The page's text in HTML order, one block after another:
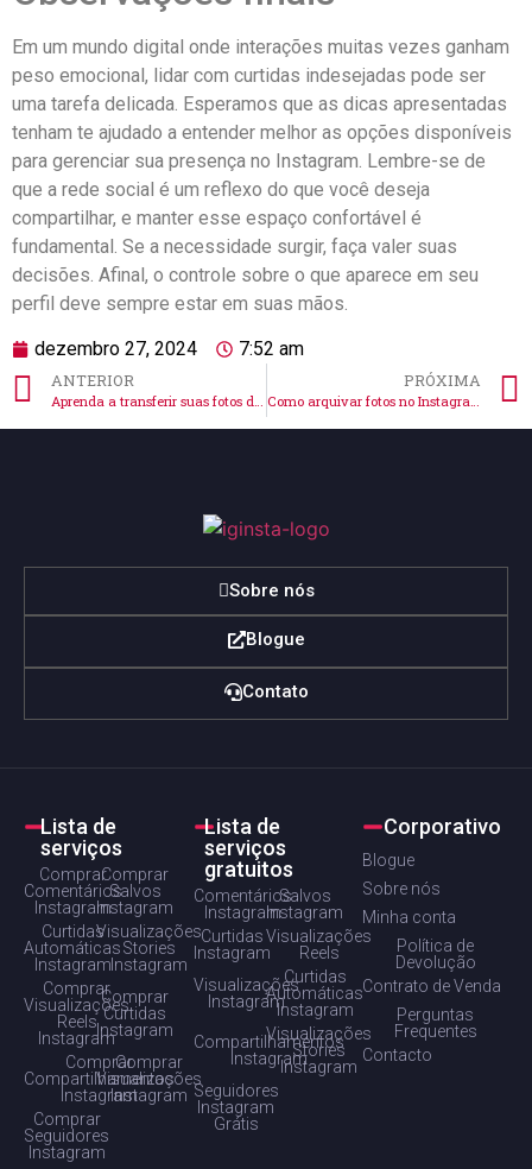
Em um mundo⁢ digital onde interações muitas vezes ganham
peso emocional,⁤ lidar com curtidas indesejadas pode ser
⁤uma tarefa delicada. Esperamos que as‍ dicas apresentadas
tenham ⁤te ajudado‌ a entender melhor as opções disponíveis
para​ gerenciar sua presença ‍no Instagram. Lembre-se de
que a rede ‌social é um reflexo do ⁤que você ⁤deseja
compartilhar, e manter esse espaço confortável é
⁣fundamental. Se a necessidade surgir, faça ⁤valer suas
decisões. Afinal, o ⁢controle sobre o que ​aparece em seu
perfil deve sempre ⁢estar em suas mãos.
dezembro 27, 2024 7:52 am
ANTERIOR
Aprenda a transferir suas fotos do Instagram para o Facebook facilmente
PRÓXIMA
Como arquivar fotos no Instagram no iPhone de forma fácil!
Sobre nós
Blogue
Contato
Lista de
serviços
Comprar
Comentários
Instagram
Comprar
Salvos
Instagram
Curtidas
Automáticas
Instagram
Visualizações
Stories
Instagram
Comprar
Visualizações
Reels
Instagram
Comprar
Curtidas
Instagram
Comprar
Compartilhamentos
Instagram
Comprar
Visualizações
Instagram
Comprar
Seguidores
Instagram
Lista de
serviços
gratuitos
Comentários
Instagram
Salvos
Instagram
Curtidas
Instagram
Visualizações
Reels
Visualizações
Instagram
Curtidas
Automáticas
Instagram
Compartilhamentos
Instagram
Visualizações
Stories
Instagram
Seguidores
Instagram
Grátis
Corporativo
Blogue
Sobre nós
Minha conta
Política de
Devolução
Contrato de Venda
Perguntas
Frequentes
Contacto